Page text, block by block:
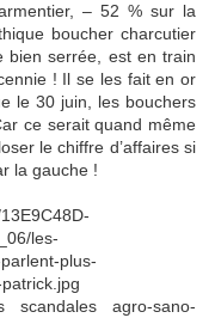
– 52 % sur la
boucher charcutier
bien serrée, est en train
! Il se les fait en or
le 30 juin, les bouchers
ce serait quand même
le chiffre d’affaires si
la gauche !
agro-sano-